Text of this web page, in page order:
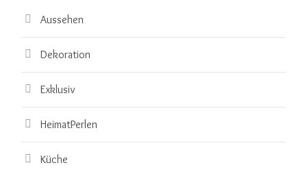
Aussehen
Dekoration
Exklusiv
HeimatPerlen
Küche